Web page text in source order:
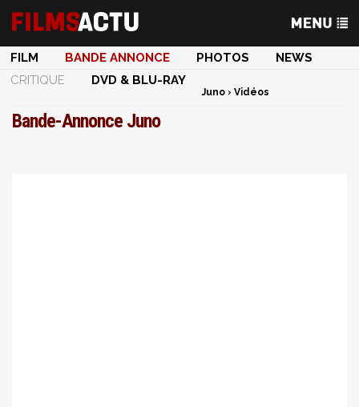
FILM BANDE ANNONCE PHOTOS
NEWS
CRITIQUE
DVD & BLU-RAY
Juno › Vidéos
Bande-Annonce Juno